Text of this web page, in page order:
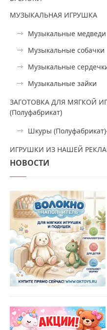
МУЗЫКАЛЬНАЯ ИГРУШКА
Музыкальные медведи
Музыкальные собачки
Музыкальные
Музыкальные зайки
ЗАГОТОВКА ДЛЯ МЯГКОЙ
(Полуфабрикат)
Шкуры
ИГРУШКИ ИЗ НАШЕЙ
НОВОСТИ